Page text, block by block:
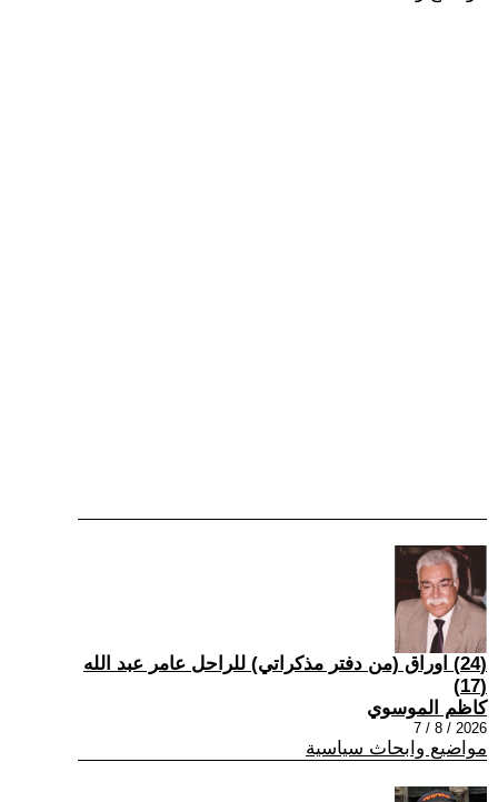
(24) اوراق (من دفتر مذكراتي) للراحل عامر عبد الله
(17)
كاظم الموسوي
2026 / 8 / 7
مواضيع وابحاث سياسية